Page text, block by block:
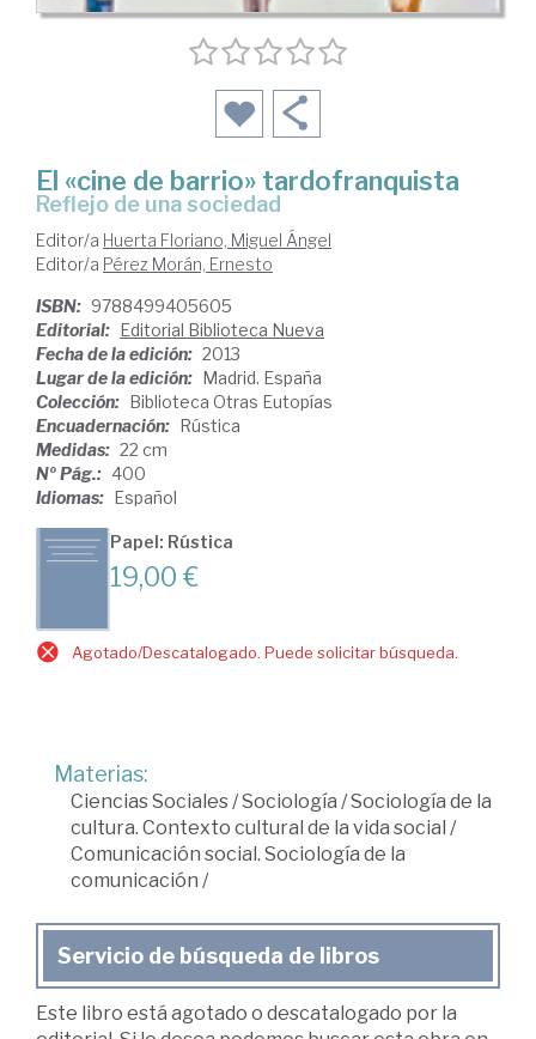
El «cine de barrio» tardofranquista
reflejo de una sociedad
Editor/a Huerta Floriano, Miguel Ángel
Editor/a Pérez Morán, Ernesto
ISBN: 9788499405605
Editorial: Editorial Biblioteca Nueva
Fecha de la edición: 2013
Lugar de la edición: Madrid. España
Colección: Biblioteca Otras Eutopías
Encuadernación: Rústica
Medidas: 22 cm
Nº Pág.: 400
Idiomas: Español
Papel: Rústica
19,00 €
Agotado/Descatalogado. Puede solicitar búsqueda.
Materias:
Ciencias Sociales/Sociología /Sociología de la
cultura. Contexto cultural de la vida social /
Comunicación social. Sociología de la
comunicación /
Servicio de búsqueda de libros
Este libro está agotado o descatalogado por la